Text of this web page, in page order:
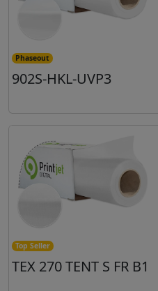
Phaseout
902S-HKL-UVP3
Top Seller
TEX 270 TENT S FR B1